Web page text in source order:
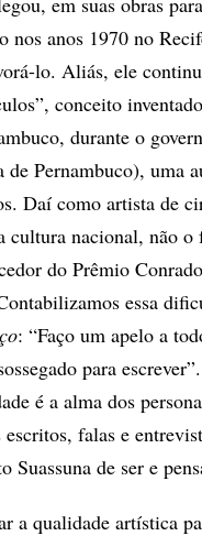
anos 1970 no
lo. Aliás, ele
conceito
durante o
de Pernambuco), uma
Daí como artista de
cultura nacional, não
do Prêmio
essa
: “Faço um apelo a
para
é a alma dos
falas e
de ser e
a qualidade artística